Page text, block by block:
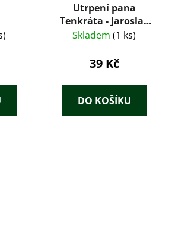
Utrpení pana
Tenkráta - Jaroslav
Hašek
Skladem (1 ks)
39 Kč
DO KOŠÍKU